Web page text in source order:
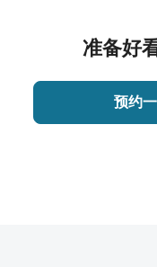
准备好
预约